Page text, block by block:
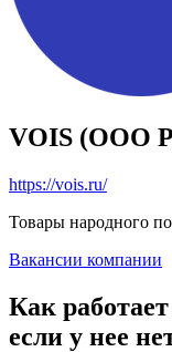
VOIS (ООО
https://vois.ru/
Товары народного
Вакансии компании
Как
если у нее